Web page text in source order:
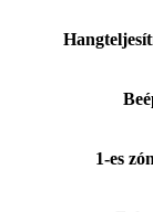
1-es